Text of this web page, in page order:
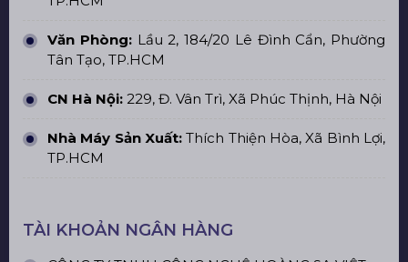
Văn Phòng:Lầu 2, 184/20 Lê Đình Cẩn, Phường
Tân Tạo, TP.HCM
CN Hà Nội: 229, Đ. Vân Trì, Xã Phúc Thịnh, Hà Nội
Nhà Máy Sản Xuất: Thích Thiện Hòa, Xã Bình Lợi,
TP.HCM
TÀI KHOẢN NGÂN HÀNG